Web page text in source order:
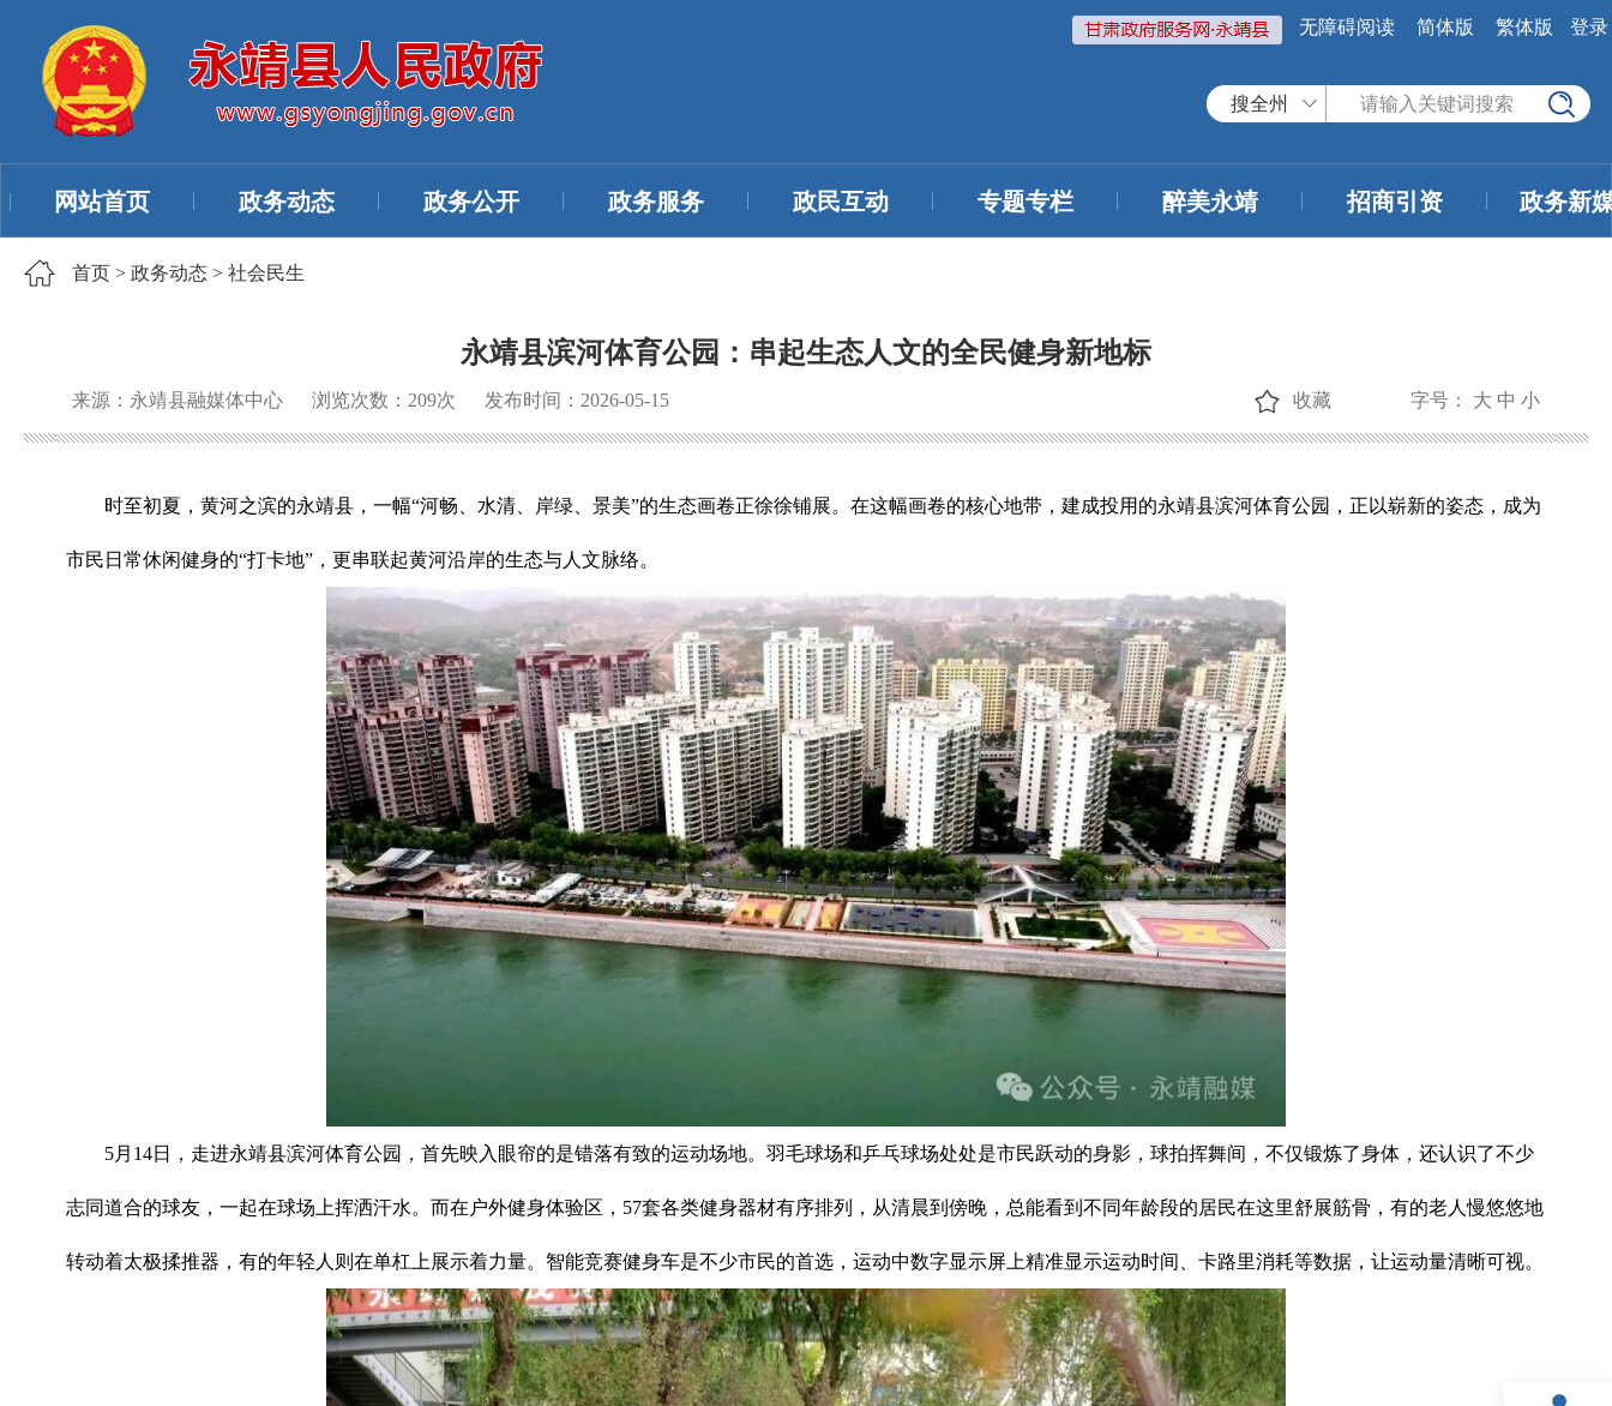
无障碍阅读 简体版 繁体版 登录
搜全州
网站首页 政务动态 政务公开 政务服务 政民互动 专题专栏 醉美永靖 招商引资 政务新
首页 > 政务动态 > 社会民生
永靖县滨河体育公园：串起生态人文的全民健身新地标
来源：永靖县融媒体中心 浏览次数： 209次 发布时间：2026-05-15 字号： 大 中 小
收藏
时至初夏，黄河之滨的永靖县，一幅“河畅、水清、岸绿、景美”的生态画卷正徐徐铺展。在这幅画卷的核心地带，建成投用的永靖县滨河体育公园，正以崭新的姿态，成为
市民日常休闲健身的“打卡地”，更串联起黄河沿岸的生态与人文脉络。
5月14日，走进永靖县滨河体育公园，首先映入眼帘的是错落有致的运动场地。羽毛球场和乒乓球场处处是市民跃动的身影，球拍挥舞间，不仅锻炼了身体，还认识了不少
志同道合的球友，一起在球场上挥洒汗水。而在户外健身体验区，57套各类健身器材有序排列，从清晨到傍晚，总能看到不同年龄段的居民在这里舒展筋骨，有的老人慢悠悠地
转动着太极揉推器，有的年轻人则在单杠上展示着力量。智能竞赛健身车是不少市民的首选，运动中数字显示屏上精准显示运动时间、卡路里消耗等数据，让运动量清晰可视。